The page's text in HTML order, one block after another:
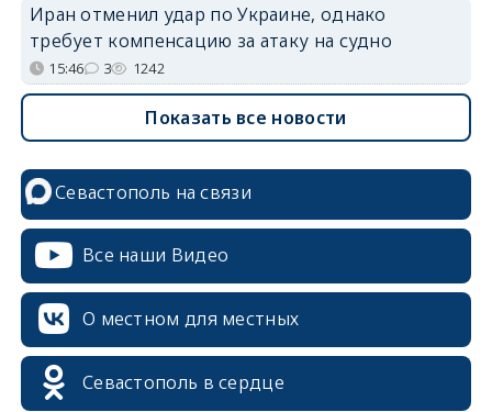
Иран отменил удар по Украине, однако
требует компенсацию за атаку на судно
15:46 3 1242
Показать все новости
Севастополь на связи
Все наши Видео
О местном для местных
Севастополь в сердце